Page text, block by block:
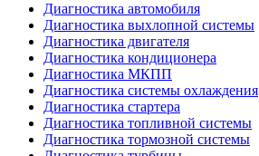
Диагностика автомобиля
Диагностика выхлопной системы
Диагностика двигателя
Диагностика кондиционера
Диагностика МКПП
Диагностика системы охлаждения
Диагностика стартера
Диагностика топливной системы
Диагностика тормозной системы